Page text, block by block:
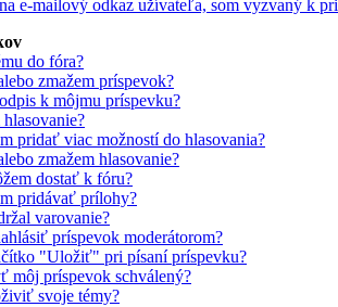
e-mailový odkaz užívateľa, som vyzvaný k
do fóra?
zmažem príspevok?
k môjmu príspevku?
pridať viac možností do hlasovania?
zmažem hlasovanie?
dostať k fóru?
pridávať prílohy?
varovanie?
príspevok moderátorom?
"Uložiť" pri písaní príspevku?
môj príspevok schválený?
svoje témy?